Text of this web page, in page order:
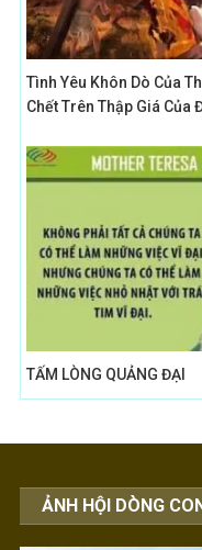
Tình Yêu Khôn Dò Của
Chết Trên Thập Giá Của
TẤM LÒNG QUẢNG ĐẠI
ẢNH HỘI DÒNG